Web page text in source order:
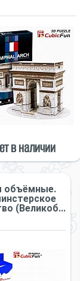
в наличии
объёмные.
(Великоб...